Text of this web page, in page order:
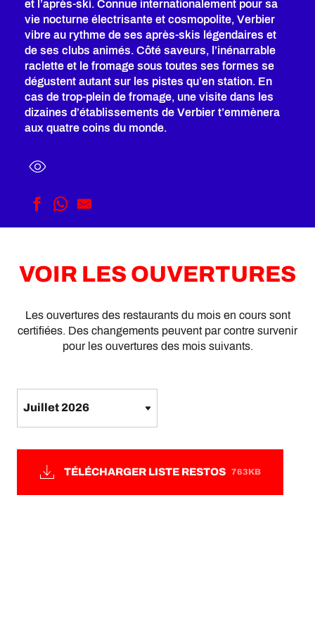
et l’après-ski. Connue internationalement pour sa
vie nocturne électrisante et cosmopolite, Verbier
vibre au rythme de ses après-skis légendaires et
de ses clubs animés. Côté saveurs, l’inénarrable
raclette et le fromage sous toutes ses formes se
dégustent autant sur les pistes qu’en station. En
cas de trop-plein de fromage, une visite dans les
dizaines d’établissements de Verbier t’emmènera
aux quatre coins du monde.
VOIR LES OUVERTURES
Les ouvertures des restaurants du mois en cours sont
certifiées. Des changements peuvent par contre survenir
pour les ouvertures des mois suivants.
TÉLÉCHARGER LISTE RESTOS 763KB